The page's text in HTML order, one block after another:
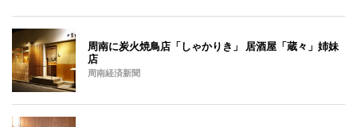
周南に炭火焼鳥店「しゃかりき」 居酒屋「蔵々」姉妹
店
周南経済新聞